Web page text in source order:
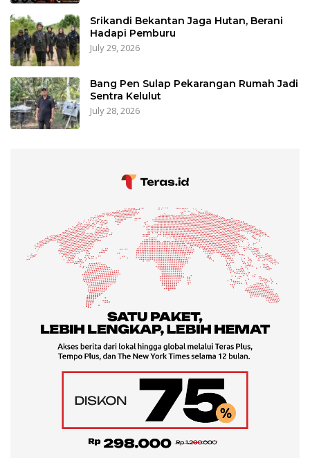
Srikandi Bekantan Jaga Hutan, Berani
Hadapi Pemburu
July 29, 2026
Bang Pen Sulap Pekarangan Rumah Jadi
Sentra Kelulut
July 28, 2026